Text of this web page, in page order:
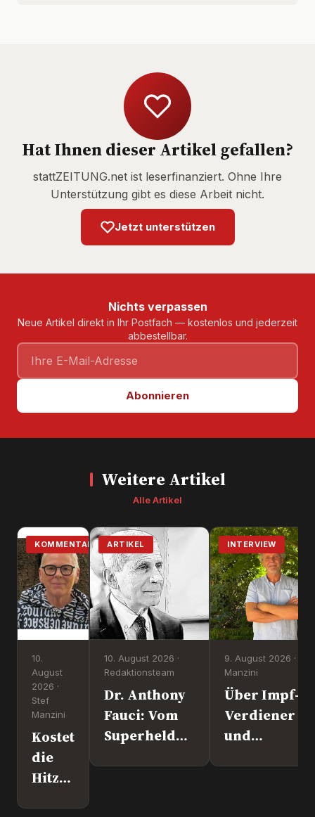
Hat Ihnen dieser Artikel gefallen?
stattZEITUNG.net ist leserfinanziert. Ohne Ihre
Unterstützung gibt es diese Arbeit nicht.
Jetzt unterstützen
Nichts verpassen
Neue Artikel direkt in Ihr Postfach — kostenlos und jederzeit
abbestellbar.
Abonnieren
Weitere Artikel
Alle Artikel
KOMMENTAR
10.
August
2026 ·
Stef
Manzini
Kostet
die
Hitze
ARTIKEL
10. August 2026 ·
Redaktionsteam
Dr. Anthony
Fauci: Vom
Superhelden
INTERVIEW
9. August 2026 ·
Manzini
Über Impf-
Verdiener
und